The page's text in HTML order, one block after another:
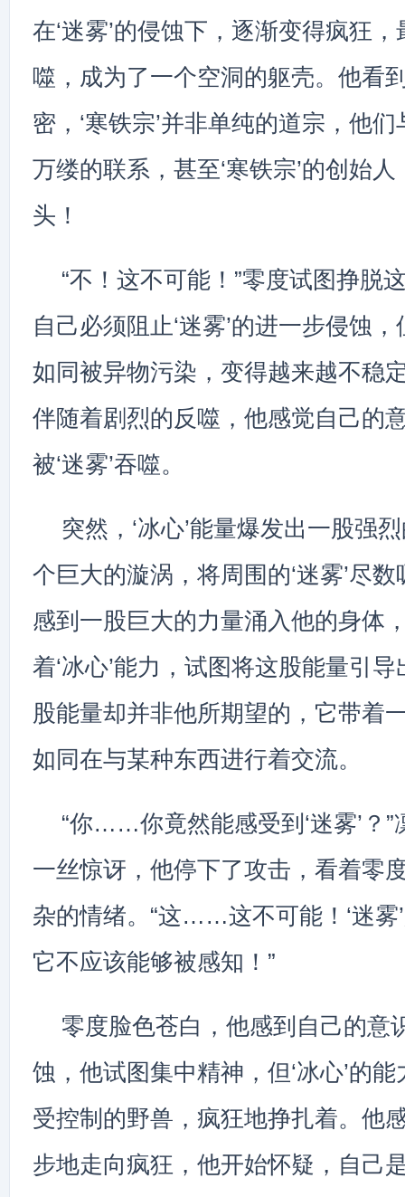
在‘迷雾’的侵蚀下，逐渐变得疯狂，
噬，成为了一个空洞的躯壳。他看
密，‘寒铁宗’并非单纯的道宗，他们
万缕的联系，甚至‘寒铁宗’的创始人
头！
“不！这不可能！”零度试图挣脱
自己必须阻止‘迷雾’的进一步侵蚀，
如同被异物污染，变得越来越不稳
伴随着剧烈的反噬，他感觉自己的
被‘迷雾’吞噬。
突然，‘冰心’能量爆发出一股强
个巨大的漩涡，将周围的‘迷雾’尽
感到一股巨大的力量涌入他的身体
着‘冰心’能力，试图将这股能量引
股能量却并非他所期望的，它带着
如同在与某种东西进行着交流。
“你……你竟然能感受到‘迷雾’？”
一丝惊讶，他停下了攻击，看着零
杂的情绪。“这……这不可能！‘迷雾
它不应该能够被感知！”
零度脸色苍白，他感到自己的意
蚀，他试图集中精神，但‘冰心’的
受控制的野兽，疯狂地挣扎着。他
步地走向疯狂，他开始怀疑，自己